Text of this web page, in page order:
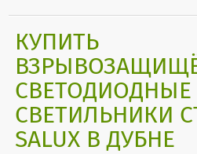
КУПИТЬ
СВЕТОДИОДНЫЕ
СВЕТИЛЬНИКИ
SALUX В ДУБНЕ